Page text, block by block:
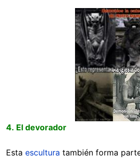
4. El devorador
Esta escultura también forma